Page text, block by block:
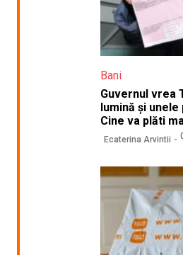
Bani
Guvernul vrea
lumină și
Cine va plăti
Ecaterina Arvintii